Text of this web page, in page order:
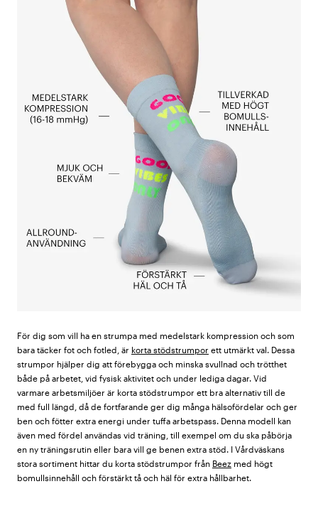
För dig som vill ha en strumpa med medelstark kompression och som
bara täcker fot och fotled, är korta stödstrumpor ett utmärkt val. Dessa
strumpor hjälper dig att förebygga och minska svullnad och trötthet
både på arbetet, vid fysisk aktivitet och under lediga dagar. Vid
varmare arbetsmiljöer är korta stödstrumpor ett bra alternativ till de
med full längd, då de fortfarande ger dig många hälsofördelar och ger
ben och fötter extra energi under tuffa arbetspass. Denna modell kan
även med fördel användas vid träning, till exempel om du ska påbörja
en ny träningsrutin eller bara vill ge benen extra stöd. I Vårdväskans
stora sortiment hittar du korta stödstrumpor från Beez med högt
bomullsinnehåll och förstärkt tå och häl för extra hållbarhet.